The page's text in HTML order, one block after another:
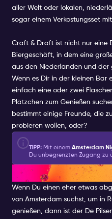
aller Welt oder lokalen,
sogar einem Verkostungsset
Craft & Draft ist nicht nur eine
Biergeschäft, in dem eine
aus den Niederlanden und
Wenn es Dir in der kleinen Bar
einfach eine oder zwei
Plätzchen zum Genießen
bestimmt einige Freunde, die
probieren wollen, oder?
TIPP: Mit einem Amsterdam
Du unbegrenzten Zugang zu
Drinks und Shots und 2
Nightlife-Pakets: Eine
DE PILSENER
Wenn Du einen eher etwas
von Amsterdam suchst, um in
genießen, dann ist der De